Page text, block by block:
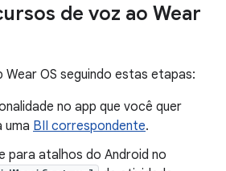
de voz ao Wear
OS seguindo estas etapas:
no app que você quer
uma BII correspondente.
para atalhos do Android no